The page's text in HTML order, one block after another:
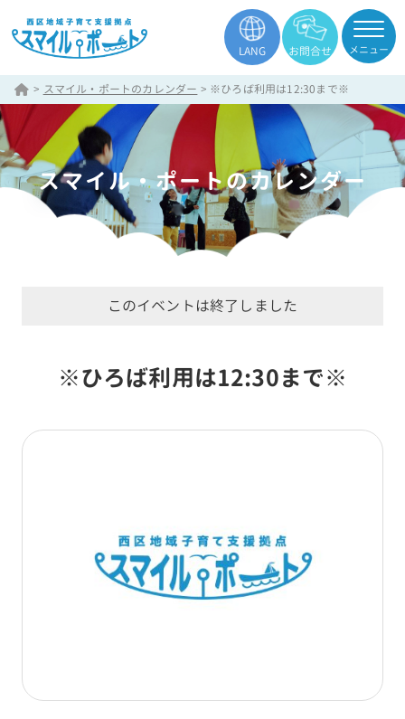
LANG お問合せ メニュー
> スマイル・ポートのカレンダー > ※ひろば利用は12:30まで※
スマイル・ポートのカレンダー
このイベントは終了しました
※ひろば利用は12:30まで※